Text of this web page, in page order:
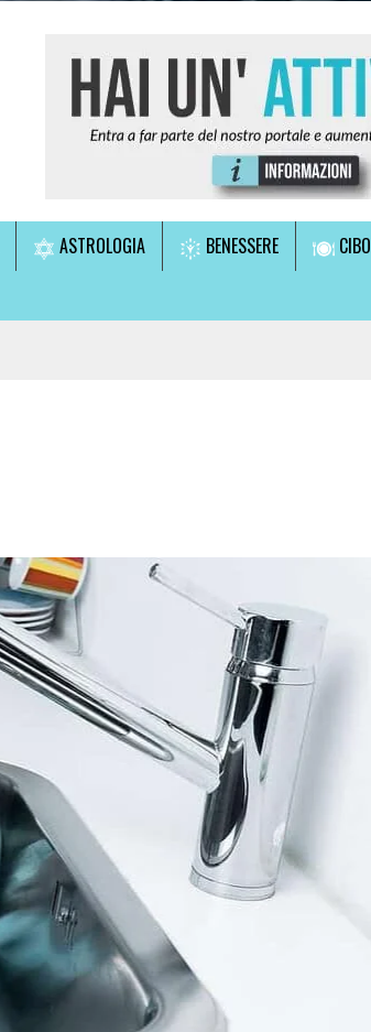
ASTROLOGIA BENESSERE CIBO